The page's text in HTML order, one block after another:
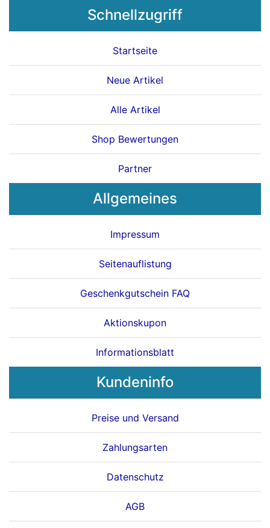
Schnellzugriff
Startseite
Neue Artikel
Alle Artikel
Shop Bewertungen
Partner
Allgemeines
Impressum
Seitenauflistung
Geschenkgutschein FAQ
Aktionskupon
Informationsblatt
Kundeninfo
Preise und Versand
Zahlungsarten
Datenschutz
AGB